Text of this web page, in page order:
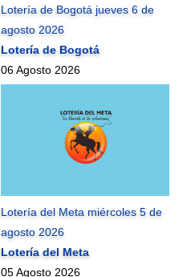
Lotería de Bogotá jueves 6 de
agosto 2026
Lotería de Bogotá
06 Agosto 2026
Lotería del Meta miércoles 5 de
agosto 2026
Lotería del Meta
05 Agosto 2026